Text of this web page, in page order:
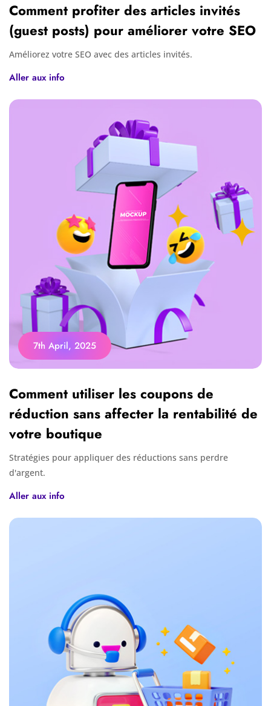
Comment profiter des articles invités
(guest posts) pour améliorer votre SEO
Améliorez votre SEO avec des articles invités.
Aller aux info
7th April, 2025
Comment utiliser les coupons de
réduction sans affecter la rentabilité de
votre boutique
Stratégies pour appliquer des réductions sans perdre
d'argent.
Aller aux info